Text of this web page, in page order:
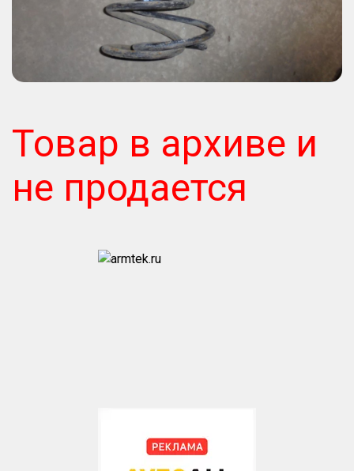
Товар в архиве и
не продается